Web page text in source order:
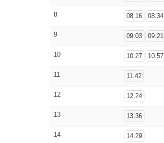
8 08:16 08:34
9 09:03 09:21
10 10:27 10:57
11 11:42
12 12:24
13 13:36
14 14:29